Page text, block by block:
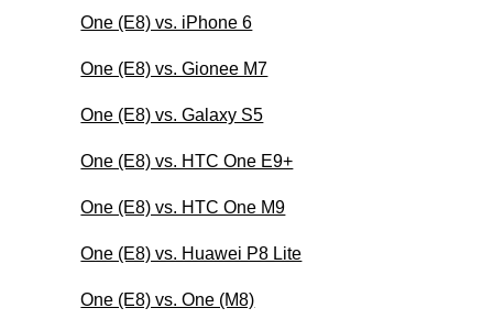
One (E8) vs. iPhone 6
One (E8) vs. Gionee M7
One (E8) vs. Galaxy S5
One (E8) vs. HTC One E9+
One (E8) vs. HTC One M9
One (E8) vs. Huawei P8 Lite
One (E8) vs. One (M8)